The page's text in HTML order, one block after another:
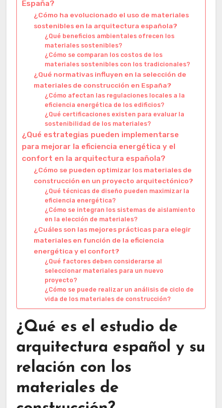
España?
¿Cómo ha evolucionado el uso de materiales
sostenibles en la arquitectura española?
¿Qué beneficios ambientales ofrecen los
materiales sostenibles?
¿Cómo se comparan los costos de los
materiales sostenibles con los tradicionales?
¿Qué normativas influyen en la selección de
materiales de construcción en España?
¿Cómo afectan las regulaciones locales a la
eficiencia energética de los edificios?
¿Qué certificaciones existen para evaluar la
sostenibilidad de los materiales?
¿Qué estrategias pueden implementarse
para mejorar la eficiencia energética y el
confort en la arquitectura española?
¿Cómo se pueden optimizar los materiales de
construcción en un proyecto arquitectónico?
¿Qué técnicas de diseño pueden maximizar la
eficiencia energética?
¿Cómo se integran los sistemas de aislamiento
en la elección de materiales?
¿Cuáles son las mejores prácticas para elegir
materiales en función de la eficiencia
energética y el confort?
¿Qué factores deben considerarse al
seleccionar materiales para un nuevo
proyecto?
¿Cómo se puede realizar un análisis de ciclo de
vida de los materiales de construcción?
¿Qué es el estudio de
arquitectura español y su
relación con los
materiales de